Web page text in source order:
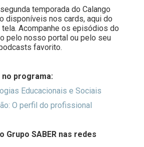
temporada do Calango
disponíveis nos cards, aqui do
Acompanhe os episódios do
pelo nosso portal ou pelo seu
favorito.
programa:
Educacionais e Sociais
O perfil do profissional
Grupo SABER nas redes